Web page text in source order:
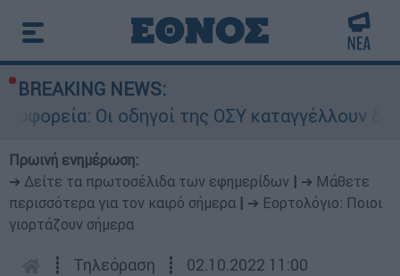
BREAKING NEWS:
οδηγοί της ΟΣΥ καταγγέλλουν δρομολόγια
Πρωινή ενημέρωση:
➔ Δείτε τα πρωτοσέλιδα των εφημερίδων
➔ Μάθετε
περισσότερα για τον καιρό σήμερα
➔ Εορτολόγιο: Ποιοι
γιορτάζουν σήμερα
┋ Τηλεόραση ┋ 02.10.2022 11:00